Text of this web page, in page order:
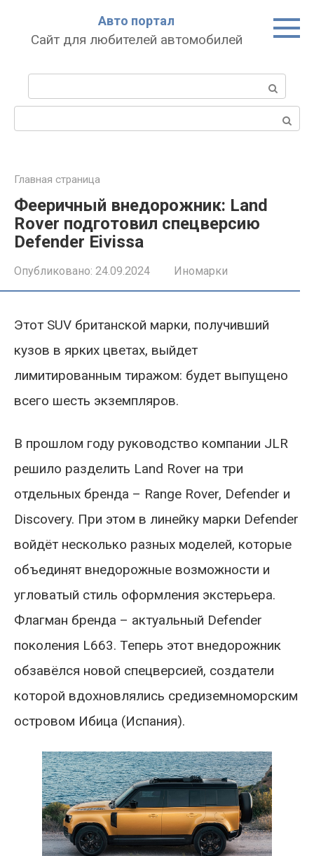
Авто портал
Сайт для любителей автомобилей
Главная страница
Фееричный внедорожник: Land
Rover подготовил спецверсию
Defender Eivissa
Опубликовано: 24.09.2024 Иномарки
Этот SUV британской марки, получивший
кузов в ярких цветах, выйдет
лимитированным тиражом: будет выпущено
всего шесть экземпляров.
В прошлом году руководство компании JLR
решило разделить Land Rover на три
отдельных бренда – Range Rover, Defender и
Discovery. При этом в линейку марки Defender
войдёт несколько разных моделей, которые
объединят внедорожные возможности и
угловатый стиль оформления экстерьера.
Флагман бренда – актуальный Defender
поколения L663. Теперь этот внедорожник
обзавёлся новой спецверсией, создатели
которой вдохновлялись средиземноморским
островом Ибица (Испания).